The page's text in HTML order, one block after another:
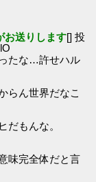
お送りします[] 投
たな…許せハル
らん世界だなこ
だもんな。
味完全体だと言